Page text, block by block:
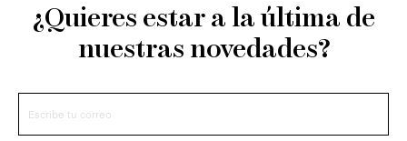
¿Quieres estar a la última de
nuestras novedades?